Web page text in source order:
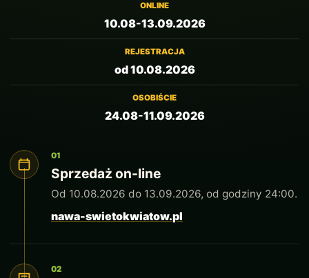
ONLINE
10.08-13.09.2026
REJESTRACJA
od 10.08.2026
OSOBIŚCIE
24.08-11.09.2026
01
Sprzedaż on-line
Od 10.08.2026 do 13.09.2026, od godziny 24:00.
nawa-swietokwiatow.pl
02